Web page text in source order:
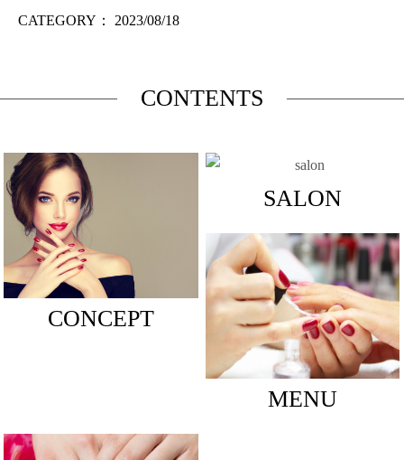
CATEGORY： 2023/08/18
CONTENTS
CONCEPT
SALON
MENU